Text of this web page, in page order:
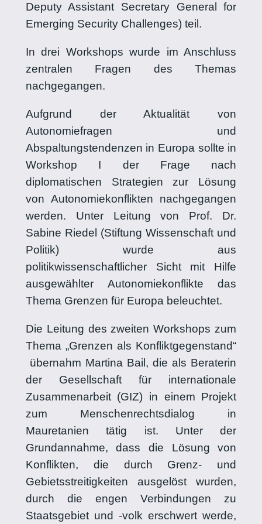
Deputy Assistant Secretary General for
Emerging Security Challenges) teil.
In drei Workshops wurde im Anschluss
zentralen Fragen des Themas
nachgegangen.
Aufgrund der Aktualität von
Autonomiefragen und
Abspaltungstendenzen in Europa sollte in
Workshop I der Frage nach
diplomatischen Strategien zur Lösung
von Autonomiekonflikten nachgegangen
werden. Unter Leitung von Prof. Dr.
Sabine Riedel (Stiftung Wissenschaft und
Politik) wurde aus
politikwissenschaftlicher Sicht mit Hilfe
ausgewählter Autonomiekonflikte das
Thema Grenzen für Europa beleuchtet.
Die Leitung des zweiten Workshops zum
Thema „Grenzen als Konfliktgegenstand“
übernahm Martina Bail, die als Beraterin
der Gesellschaft für internationale
Zusammenarbeit (GIZ) in einem Projekt
zum Menschenrechtsdialog in
Mauretanien tätig ist. Unter der
Grundannahme, dass die Lösung von
Konflikten, die durch Grenz- und
Gebietsstreitigkeiten ausgelöst wurden,
durch die engen Verbindungen zu
Staatsgebiet und -volk erschwert werde,